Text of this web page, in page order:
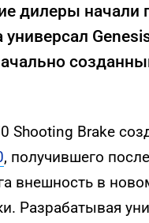
дилеры начали
универсал
Shooting Brake
, получившего
внешность в
Разрабатывая